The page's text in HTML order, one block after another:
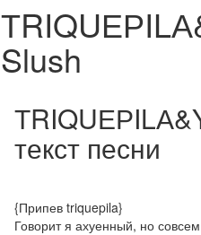
Slush
текст песни
{Припев triquepila}
Говорит я ахуенный, но